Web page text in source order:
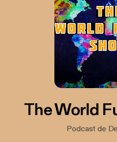
The World
Podcast de